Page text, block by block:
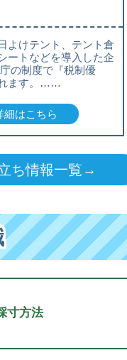
よけテント、テント倉
ートなどを導入した企
の制度で『税制優
ます。……
細はこちら
ち情報一覧→
寸方法